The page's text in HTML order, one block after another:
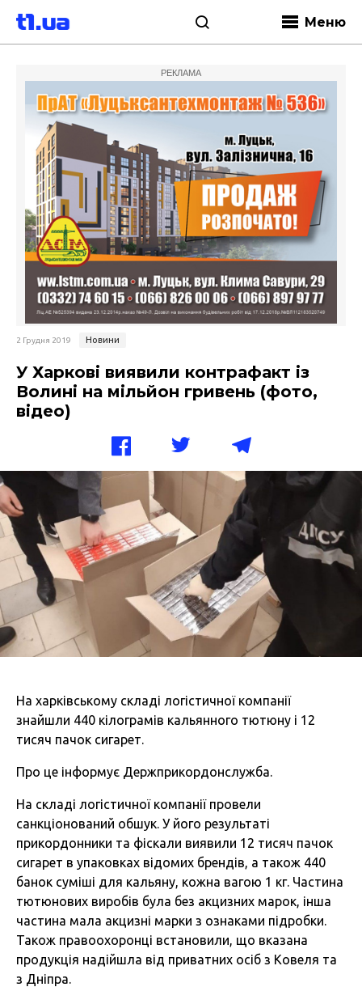
Меню
РЕКЛАМА
2 Грудня 2019 Новини
У Харкові виявили контрафакт із
Волині на мільйон гривень (фото,
відео)
На харківському складі логістичної компанії
знайшли 440 кілограмів кальянного тютюну і 12
тисяч пачок сигарет.
Про це інформує Держприкордонслужба.
На складі логістичної компанії провели
санкціонований обшук. У його результаті
прикордонники та фіскали виявили 12 тисяч пачок
сигарет в упаковках відомих брендів, а також 440
банок суміші для кальяну, кожна вагою 1 кг. Частина
тютюнових виробів була без акцизних марок, інша
частина мала акцизні марки з ознаками підробки.
Також правоохоронці встановили, що вказана
продукція надійшла від приватних осіб з Ковеля та
з Дніпра.